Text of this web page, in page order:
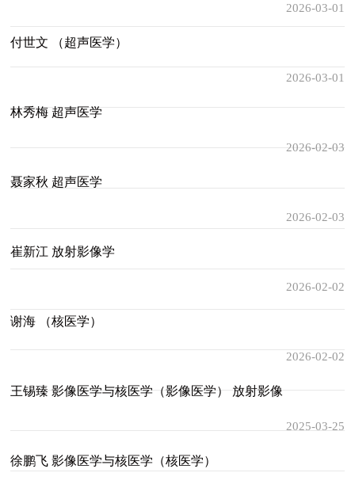
2026-03-01
付世文 （超声医学）
2026-03-01
林秀梅 超声医学
2026-02-03
聂家秋 超声医学
2026-02-03
崔新江 放射影像学
2026-02-02
谢海 （核医学）
2026-02-02
王锡臻 影像医学与核医学（影像医学） 放射影像
2025-03-25
徐鹏飞 影像医学与核医学（核医学）